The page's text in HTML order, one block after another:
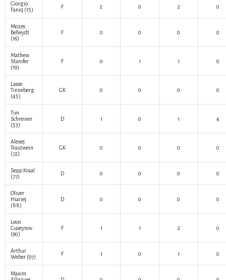
Giorgio
Faniq (15) F 2 0 2 0
Mozes
Beheydt
(16)
F 0 0 0 0
Mathew
Stanifer
(19)
F 0 1 1 0
Lasse
Tinneberg
(45)
GK 0 0 0 0
Tim
Schreiner
(53)
D 1 0 1 4
Alexej
Trautwein
(72)
GK 0 0 0 0
Sepp Kraal
(77)
D 0 0 0 0
Oliver
Hiariej
(88)
D 0 0 0 0
Leon
Guseynov
(90)
F 1 1 2 0
Arthur
Weber (97) F 1 0 1 0
Maxim